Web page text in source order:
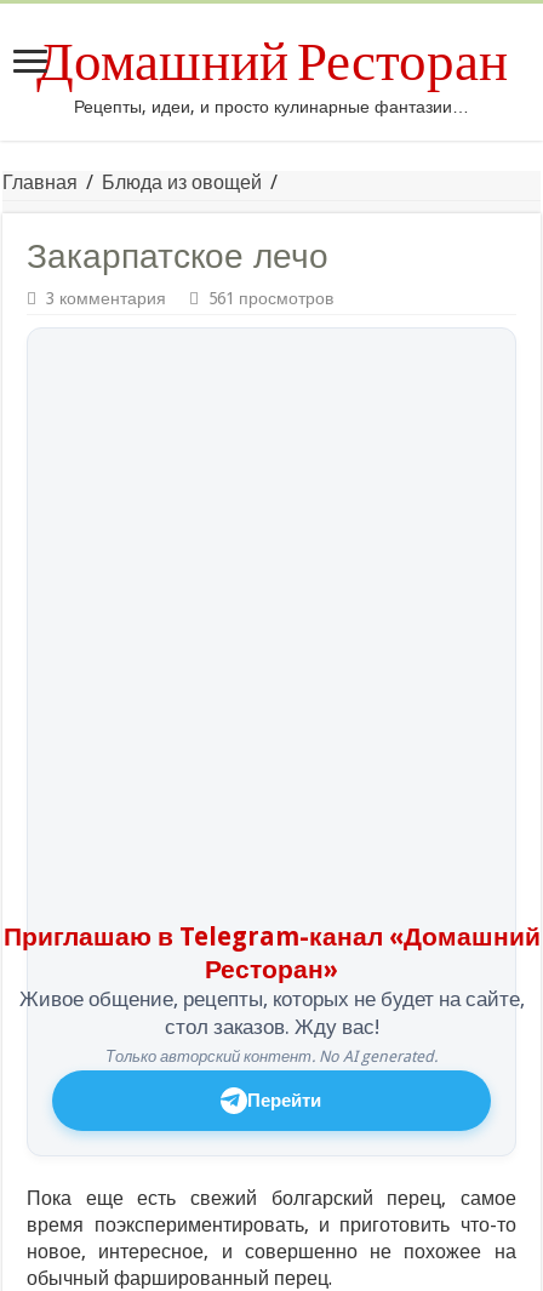
Домашний Ресторан
Рецепты, идеи, и просто кулинарные фантазии…
Главная / Блюда из овощей /
Закарпатское лечо
3 комментария 561 просмотров
Приглашаю в Telegram-канал «Домашний
Ресторан»
Живое общение, рецепты, которых не будет на сайте,
стол заказов. Жду вас!
Только авторский контент. No AI generated.
Перейти
Пока еще есть свежий болгарский перец, самое
время поэкспериментировать, и приготовить что-то
новое, интересное, и совершенно не похожее на
обычный фаршированный перец.